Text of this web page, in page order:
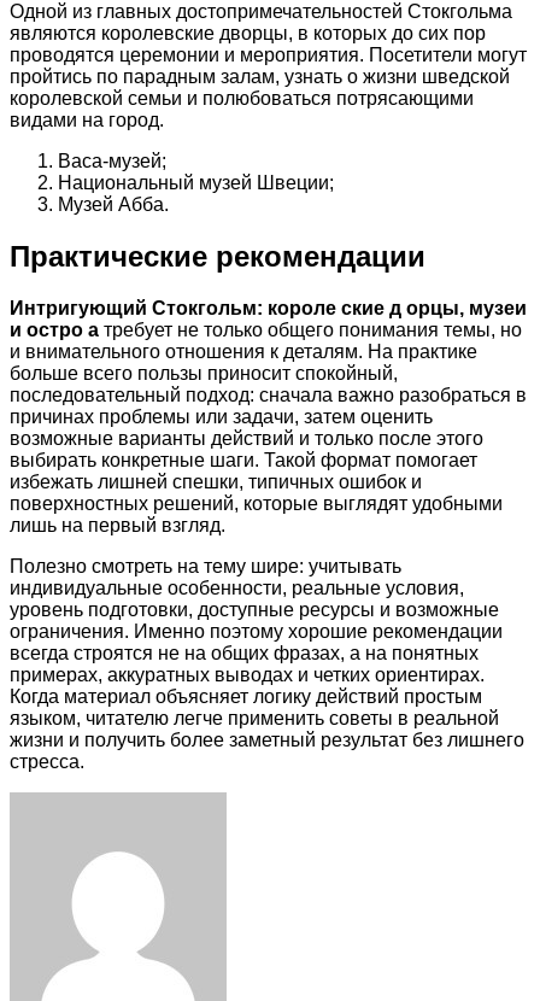
Одной из главных достопримечательностей Стокгольма
являются королевские дворцы, в которых до сих пор
проводятся церемонии и мероприятия. Посетители могут
пройтись по парадным залам, узнать о жизни шведской
королевской семьи и полюбоваться потрясающими
видами на город.
Васа-музей;
Национальный музей Швеции;
Музей Абба.
Практические рекомендации
Интригующий Стокгольм: короле ские д орцы, музеи
и остро а требует не только общего понимания темы, но
и внимательного отношения к деталям. На практике
больше всего пользы приносит спокойный,
последовательный подход: сначала важно разобраться в
причинах проблемы или задачи, затем оценить
возможные варианты действий и только после этого
выбирать конкретные шаги. Такой формат помогает
избежать лишней спешки, типичных ошибок и
поверхностных решений, которые выглядят удобными
лишь на первый взгляд.
Полезно смотреть на тему шире: учитывать
индивидуальные особенности, реальные условия,
уровень подготовки, доступные ресурсы и возможные
ограничения. Именно поэтому хорошие рекомендации
всегда строятся не на общих фразах, а на понятных
примерах, аккуратных выводах и четких ориентирах.
Когда материал объясняет логику действий простым
языком, читателю легче применить советы в реальной
жизни и получить более заметный результат без лишнего
стресса.